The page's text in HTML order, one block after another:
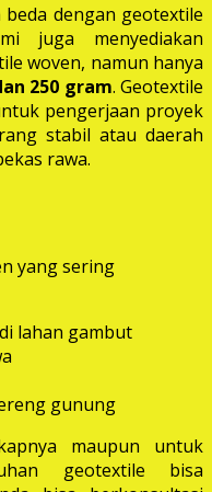
dengan geotextile
juga menyediakan
woven, namun hanya
250 gram. Geotextile
pengerjaan proyek
stabil atau daerah
rawa.
yang sering
lahan gambut
gunung
maupun untuk
geotextile bisa